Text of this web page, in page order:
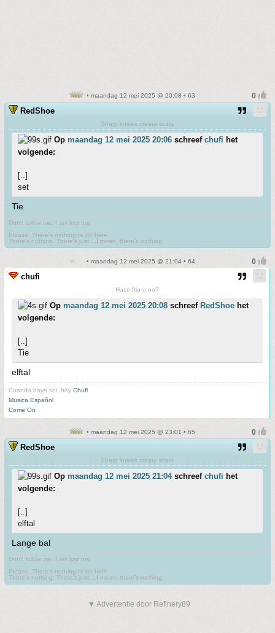
• maandag 12 mei 2025 @ 20:08 • 63
RedShoe
Sharp knives create scars
Op maandag 12 mei 2025 20:06 schreef chufi het
volgende:
[..]
set
Tie
Don't follow me. I am lost too
Please. There's nothing to do here.
There's nothing. There's just....I mean, there's nothing.
• maandag 12 mei 2025 @ 21:04 • 64
chufi
Hace frio o no?
Op maandag 12 mei 2025 20:08 schreef RedShoe het
volgende:
[..]
Tie
elftal
Cuando haya sol, hay Chufi
Musica Español
Come On
• maandag 12 mei 2025 @ 23:01 • 65
RedShoe
Sharp knives create scars
Op maandag 12 mei 2025 21:04schreef chufi het
volgende:
[..]
elftal
Lange bal
Don't follow me. I am lost too
Please. There's nothing to do here.
There's nothing. There's just....I mean, there's nothing.
▼ Advertentie door Refinery89